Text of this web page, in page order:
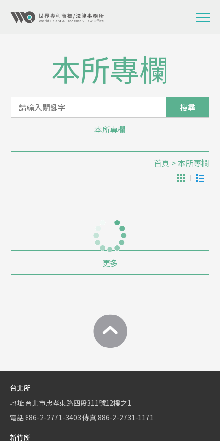
本所專欄
搜尋
本所專欄
首頁 > 本所專欄
更多
台北所
地址 台北市忠孝東路四段311號12樓之1
電話886-2-2771-3403 傳真 886-2-2731-1171
新竹所